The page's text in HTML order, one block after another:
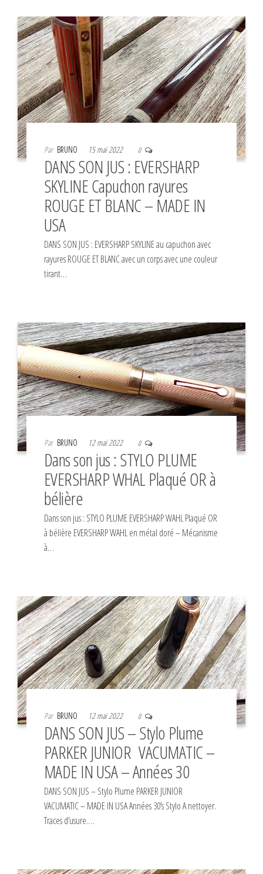
Par BRUNO 15 mai 2022 0
DANS SON JUS : EVERSHARP
SKYLINE Capuchon rayures
ROUGE ET BLANC – MADE IN
USA
DANS SON JUS : EVERSHARP SKYLINE au capuchon avec
rayures ROUGE ET BLANC avec un corps avec une couleur
tirant…
Par BRUNO 12 mai 2022 0
Dans son jus : STYLO PLUME
EVERSHARP WHAL Plaqué OR à
bélière
Dans son jus : STYLO PLUME EVERSHARP WAHL Plaqué OR
à bélière EVERSHARP WAHL en métal doré – Mécanisme
à…
Par BRUNO 12 mai 2022 0
DANS SON JUS – Stylo Plume
PARKER JUNIOR VACUMATIC –
MADE IN USA – Années 30
DANS SON JUS – Stylo Plume PARKER JUNIOR
VACUMATIC – MADE IN USA Années 30’s Stylo A nettoyer.
Traces d’usure.…